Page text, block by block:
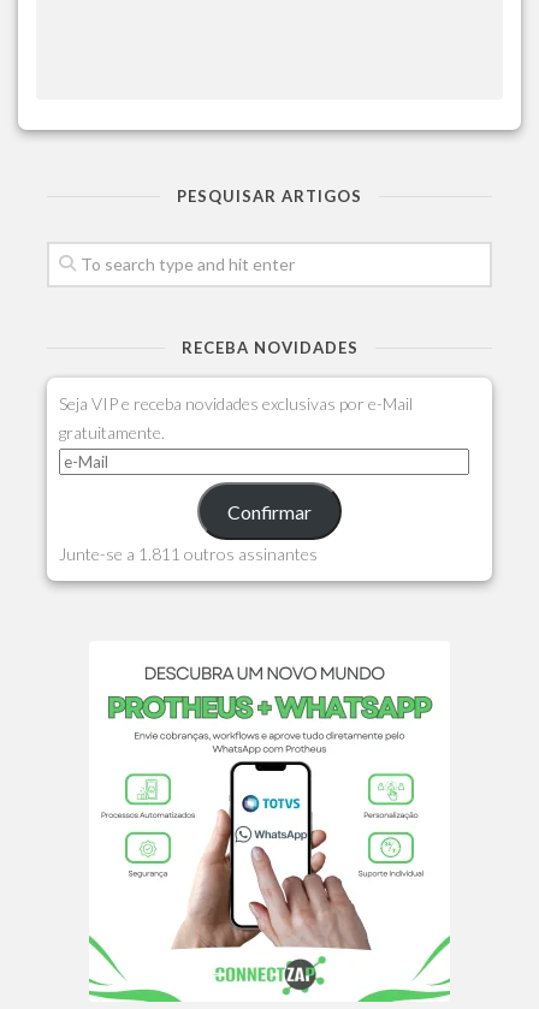
PESQUISAR ARTIGOS
RECEBA NOVIDADES
Seja VIP e receba novidades exclusivas por e-Mail
gratuitamente.
Confirmar
Junte-se a 1.811 outros assinantes